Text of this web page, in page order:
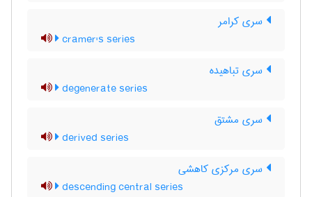
سری کرامر
cramer's series
سری تباهیده
degenerate series
سری مشتق
derived series
سری مرکزی کاهشی
descending central series